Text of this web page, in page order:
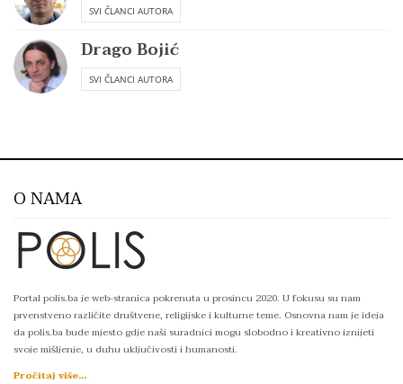
SVI ČLANCI AUTORA
Drago Bojić
SVI ČLANCI AUTORA
O NAMA
Portal polis.ba je web-stranica pokrenuta u prosincu 2020. U fokusu su nam
prvenstveno različite društvene, religijske i kulturne teme. Osnovna nam je ideja
da polis.ba bude mjesto gdje naši suradnici mogu slobodno i kreativno iznijeti
svoje mišljenje, u duhu uključivosti i humanosti.
Pročitaj više...